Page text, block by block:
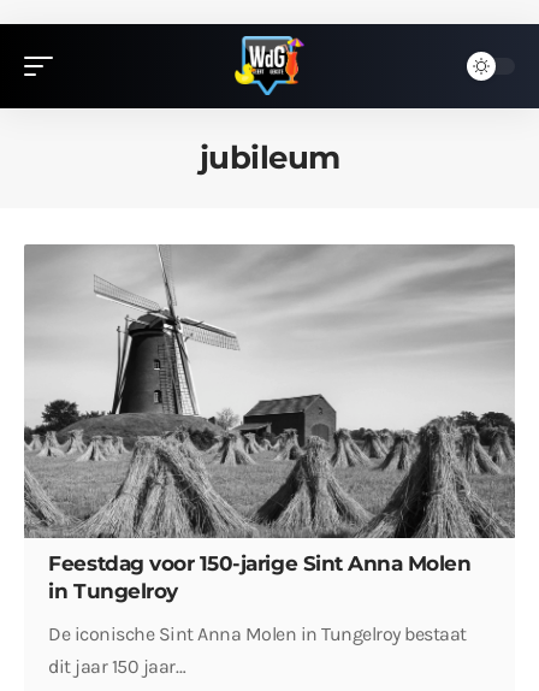
jubileum
Feestdag voor 150-jarige Sint Anna Molen
in Tungelroy
De iconische Sint Anna Molen in Tungelroy bestaat
dit jaar 150 jaar…